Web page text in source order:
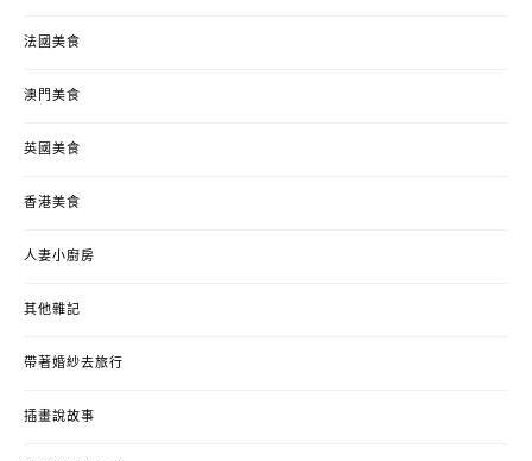
法國美食
澳門美食
英國美食
香港美食
人妻小廚房
其他雜記
帶著婚紗去旅行
插畫說故事